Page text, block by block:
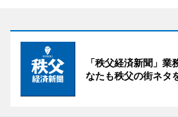
「秩父経済新聞」
なたも秩父の街ネタ